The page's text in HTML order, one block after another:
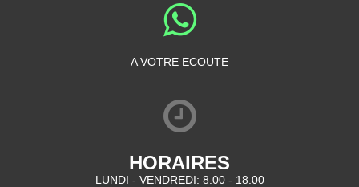
A VOTRE ECOUTE
HORAIRES
LUNDI - VENDREDI: 8.00 - 18.00